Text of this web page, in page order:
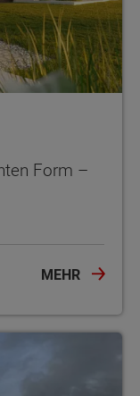
Form –
MEHR